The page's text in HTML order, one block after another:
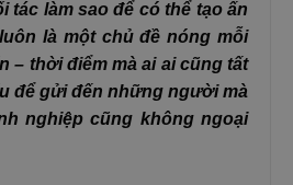
tác làm sao để có thể tạo ấn
là một chủ đề nóng mỗi
– thời điểm mà ai ai cũng tất
để gửi đến những người mà
nghiệp cũng không ngoại